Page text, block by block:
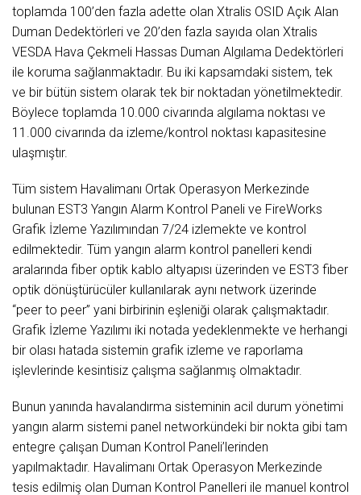
toplamda 100’den fazla adette olan Xtralis OSID Açık Alan
Duman Dedektörleri ve 20’den fazla sayıda olan Xtralis
VESDA Hava Çekmeli Hassas Duman Algılama Dedektörleri
ile koruma sağlanmaktadır. Bu iki kapsamdaki sistem, tek
ve bir bütün sistem olarak tek bir noktadan yönetilmektedir.
Böylece toplamda 10.000 civarında algılama noktası ve
11.000 civarında da izleme/kontrol noktası kapasitesine
ulaşmıştır.
Tüm sistem Havalimanı Ortak Operasyon Merkezinde
bulunan EST3 Yangın Alarm Kontrol Paneli ve FireWorks
Grafik İzleme Yazılımından 7/24 izlemekte ve kontrol
edilmektedir. Tüm yangın alarm kontrol panelleri kendi
aralarında fiber optik kablo altyapısı üzerinden ve EST3 fiber
optik dönüştürücüler kullanılarak aynı network üzerinde
“peer to peer” yani birbirinin eşleniği olarak çalışmaktadır.
Grafik İzleme Yazılımı iki notada yedeklenmekte ve herhangi
bir olası hatada sistemin grafik izleme ve raporlama
işlevlerinde kesintisiz çalışma sağlanmış olmaktadır.
Bunun yanında havalandırma sisteminin acil durum yönetimi
yangın alarm sistemi panel networkündeki bir nokta gibi tam
entegre çalışan Duman Kontrol Paneli’lerinden
yapılmaktadır. Havalimanı Ortak Operasyon Merkezinde
tesis edilmiş olan Duman Kontrol Panelleri ile manuel kontrol